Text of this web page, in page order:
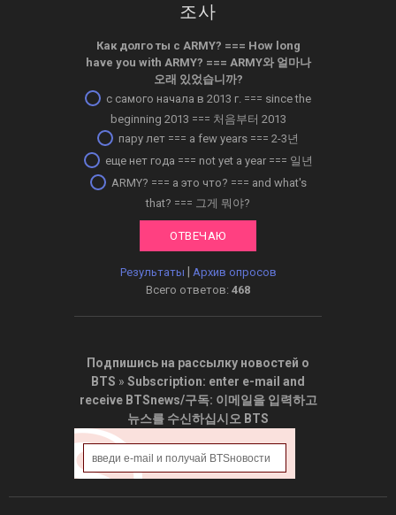
조사
Как долго ты с ARMY? ­=== How long
have you with ARMY? === ARMY와 얼마나
오래 있었습니까?
с самого начала в 2013 г. === since the
beginning 2013 === 처음부터 2013
пару лет === a few years === 2-3년
еще нет года === not yet a year === 일년
ARMY? === а это что? === and what's
that? === 그게 뭐야?
Результаты
Архив опросов
Всего ответов: 468
Подпишись на рассылку новостей о
BTS » Subscription: enter e-mail and
receive BTSnews/구독: 이메일을 입력하고
뉴스를 수신하십시오 BTS